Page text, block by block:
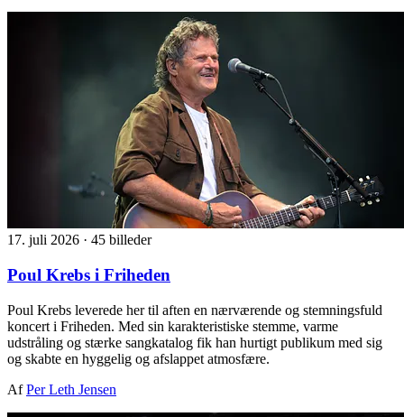
17. juli 2026 · 45 billeder
Poul Krebs i Friheden
Poul Krebs leverede her til aften en nærværende og stemningsfuld
koncert i Friheden. Med sin karakteristiske stemme, varme
udstråling og stærke sangkatalog fik han hurtigt publikum med sig
og skabte en hyggelig og afslappet atmosfære.
AfPer Leth Jensen